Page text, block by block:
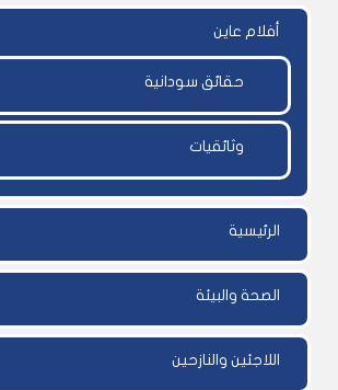
أفلام عاين
حقائق سودانية
وثائقيات
الرئيسية
الصحة والبيئة
اللاجئين والنازحين